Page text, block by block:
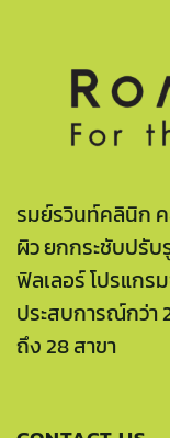
รมย์รวินท์คลินิก
ผิว ยกกระชับปรับ
ฟิลเลอร์ โปรแกร
ประสบการณ์กว่า
ถึง 28 สาขา